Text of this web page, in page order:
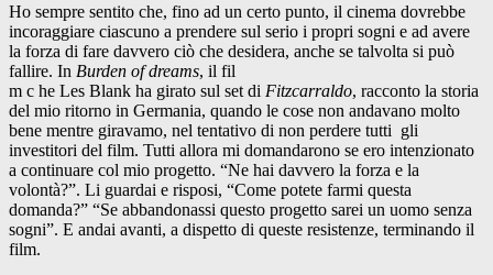
Ho sempre sentito che, fino ad un certo punto, il cinema dovrebbe
incoraggiare ciascuno a prendere sul serio i propri sogni e ad avere
la forza di fare davvero ciò che desidera, anche se talvolta si può
fallire. In Burden of dreams, il fil
m c he Les Blank ha girato sul set di Fitzcarraldo, racconto la storia
del mio ritorno in Germania, quando le cose non andavano molto
bene mentre giravamo, nel tentativo di non perdere tutti gli
investitori del film. Tutti allora mi domandarono se ero intenzionato
a continuare col mio progetto. “Ne hai davvero la forza e la
volontà?”. Li guardai e risposi, “Come potete farmi questa
domanda?” “Se abbandonassi questo progetto sarei un uomo senza
sogni”. E andai avanti, a dispetto di queste resistenze, terminando il
film.